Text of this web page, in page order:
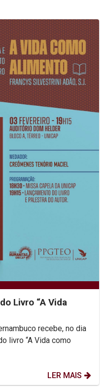
Livro “A Vida
recebe, no dia
livro “A Vida como
LER MAIS